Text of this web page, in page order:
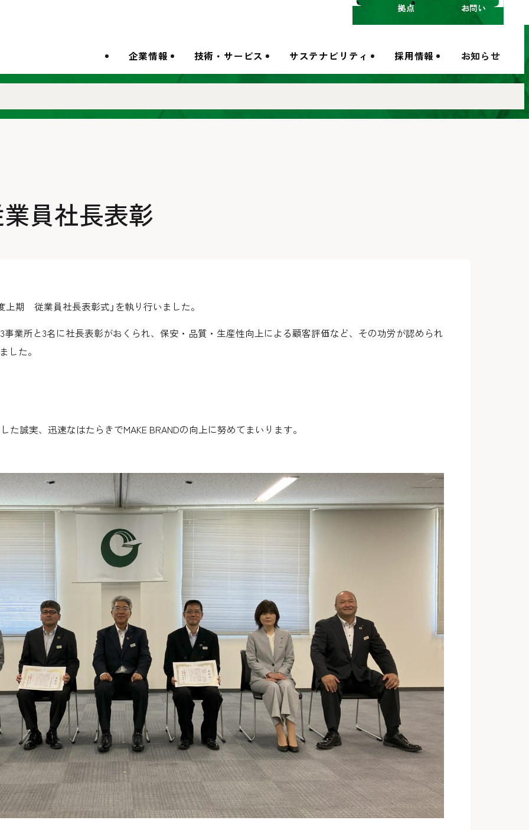
企業情報 技術・サービス サステナビリティ 採用情報 お知らせ
拠点一覧 お問い合わせ
員社長表彰
上期 従業員社長表彰式」を執り行いました。
業所と3名に社長表彰がおくられ、保安・品質・生産性向上による顧客評価など、その功労が認められ
した。
誠実、迅速なはたらきでMAKE BRANDの向上に努めてまいります。